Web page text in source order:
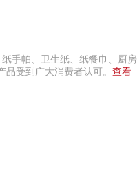
手帕、卫生纸、纸餐巾、厨房
受到广大消费者认可。 查看